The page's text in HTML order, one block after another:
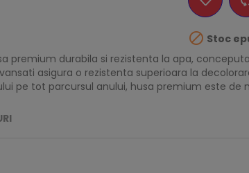
 Stoc
durabila si rezistenta la apa,
asigura o rezistenta superioara la
pe tot parcursul anului, husa premium este de